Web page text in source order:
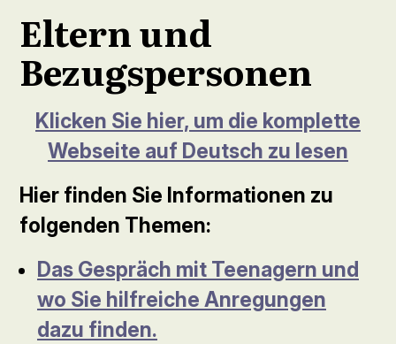
Eltern und
Bezugspersonen
Klicken Sie hier, um die komplette
Webseite auf Deutsch zu lesen
Hier finden Sie Informationen zu
folgenden Themen:
Das Gespräch mit Teenagern und
wo Sie hilfreiche Anregungen
dazu finden.